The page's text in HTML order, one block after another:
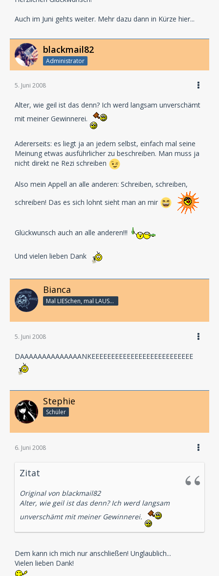
Auch im Juni gehts weiter. Mehr dazu dann in Kürze hier...
blackmail82
Administrator
5. Juni 2008
Alter, wie geil ist das denn? Ich werd langsam unverschämt
mit meiner Gewinnerei.
Adererseits: es liegt ja an jedem selbst, einfach mal seine
Meinung etwas ausführlicher zu beschreiben. Man muss ja
nicht direkt ne Rezi schreiben
Also mein Appell an alle anderen: Schreiben, schreiben,
schreiben! Das es sich lohnt sieht man an mir
Glückwunsch auch an alle anderen!!!
Und vielen lieben Dank
Bianca
Mal LIESchen, mal LAUSCHi - aber immer Linux
5. Juni 2008
DAAAAAAAAAAAAAANKEEEEEEEEEEEEEEEEEEEEEEEEEE
Stephie
Schüler
6. Juni 2008
Zitat
Original von blackmail82
Alter, wie geil ist das denn? Ich werd langsam
unverschämt mit meiner Gewinnerei.
Dem kann ich mich nur anschließen! Unglaublich...
Vielen lieben Dank!